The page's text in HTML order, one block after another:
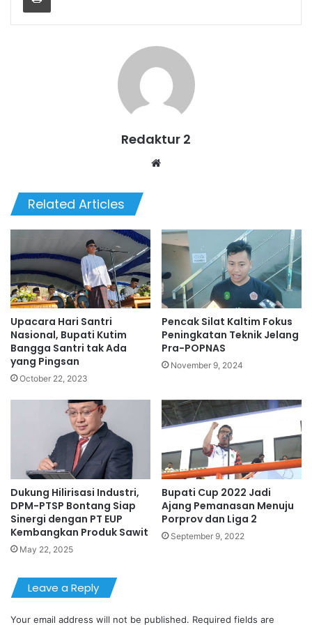
Redaktur 2
Related Articles
Upacara Hari Santri
Nasional, Bupati Kutim
Bangga Santri tak Ada
yang Pingsan
October 22, 2023
Pencak Silat Kaltim Fokus
Peningkatan Teknik Jelang
Pra-POPNAS
November 9, 2024
Dukung Hilirisasi Industri,
DPM-PTSP Bontang Siap
Sinergi dengan PT EUP
Kembangkan Produk Sawit
May 22, 2025
Bupati Cup 2022 Jadi
Ajang Pemanasan Menuju
Porprov dan Liga 2
September 9, 2022
Leave a Reply
Your email address will not be published. Required fields are